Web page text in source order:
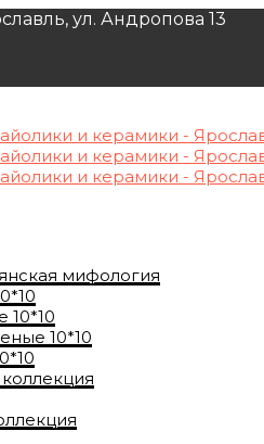
ул. Андропова 13
мифология
10*10
10*10